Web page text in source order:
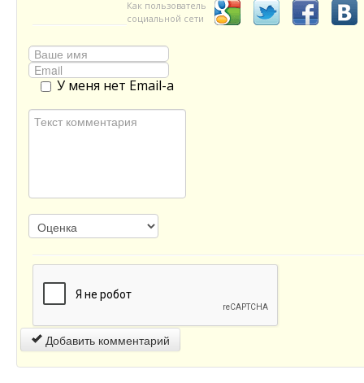
Как пользователь
социальной сети
У меня нет Email-а
Добавить комментарий